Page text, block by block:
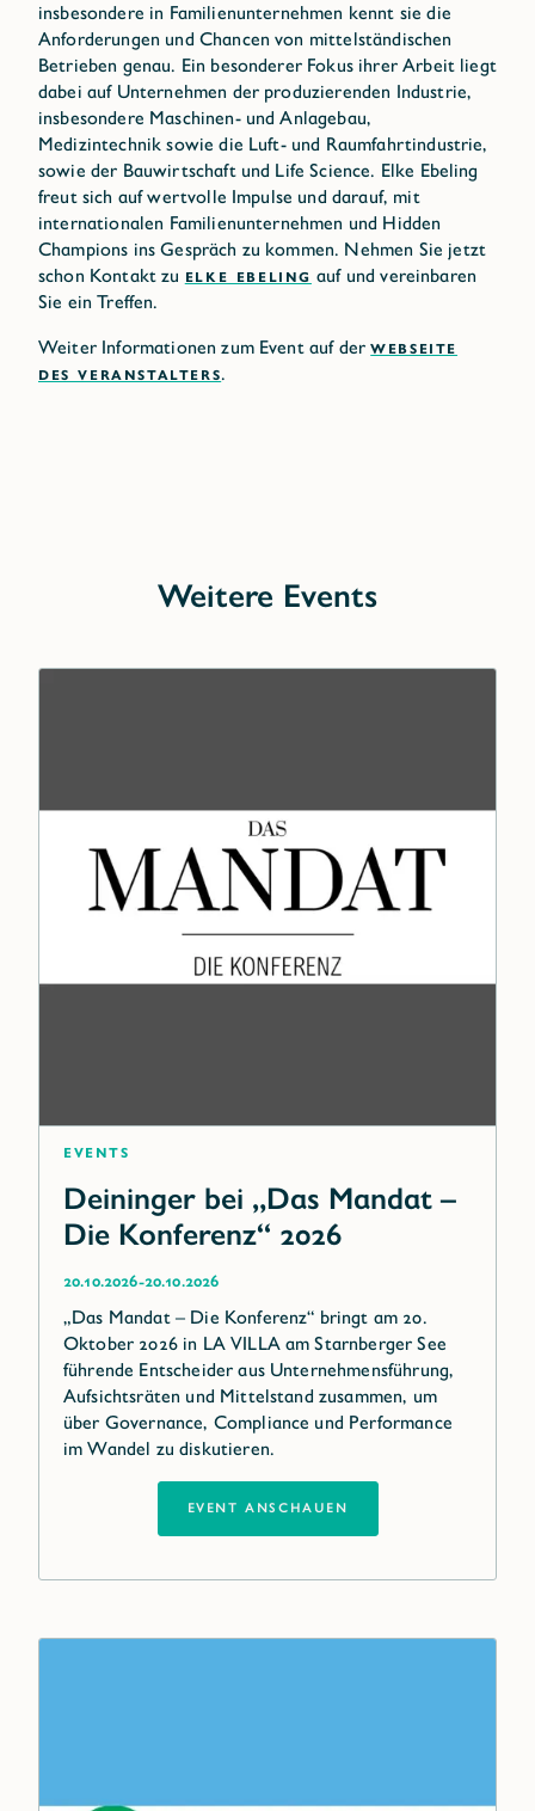
insbesondere in Familienunternehmen kennt sie die
Anforderungen und Chancen von mittelständischen
Betrieben genau. Ein besonderer Fokus ihrer Arbeit liegt
dabei auf Unternehmen der produzierenden Industrie,
insbesondere Maschinen- und Anlagebau,
Medizintechnik sowie die Luft- und Raumfahrtindustrie,
sowie der Bauwirtschaft und Life Science. Elke Ebeling
freut sich auf wertvolle Impulse und darauf, mit
internationalen Familienunternehmen und Hidden
Champions ins Gespräch zu kommen. Nehmen Sie jetzt
schon Kontakt zu ELKE EBELING auf und vereinbaren
Sie ein Treffen.
Weiter Informationen zum Event auf derWEBSEITE
DES VERANSTALTERS.
Weitere Events
Events
Deininger bei „Das Mandat –
Die Konferenz“ 2026
20.10.2026-20.10.2026
„Das Mandat – Die Konferenz“ bringt am 20.
Oktober 2026 in LA VILLA am Starnberger See
führende Entscheider aus Unternehmensführung,
Aufsichtsräten und Mittelstand zusammen, um
über Governance, Compliance und Performance
im Wandel zu diskutieren.
EVENT ANSCHAUEN